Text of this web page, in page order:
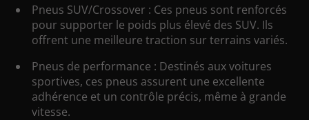
Pneus SUV/Crossover : Ces pneus sont renforcés
pour supporter le poids plus élevé des SUV. Ils
offrent une meilleure traction sur terrains variés.
Pneus de performance : Destinés aux voitures
sportives, ces pneus assurent une excellente
adhérence et un contrôle précis, même à grande
vitesse.